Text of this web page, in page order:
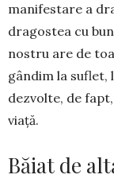
manifestare a
dragostea cu
nostru are de
gândim la suflet,
dezvolte, de
viață.
Băiat de